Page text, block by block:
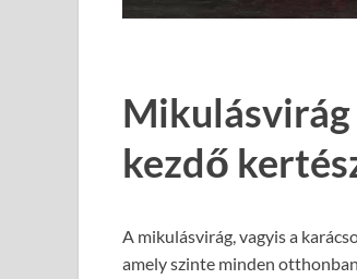
kezdő
A mikulásvirág, vagyis a
amely szinte minden